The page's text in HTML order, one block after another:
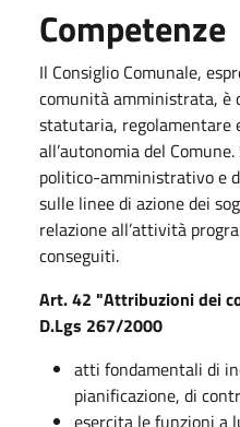
Competenze
Il Consiglio Comunale,
comunità amministrata, è
statutaria, regolamentare
all’autonomia del
politico-amministrativo e
sulle linee di azione dei
relazione all’attività
conseguiti.
Art. 42 "Attribuzioni dei
D.Lgs 267/2000
atti fondamentali di
pianificazione, di
esercita le funzioni a